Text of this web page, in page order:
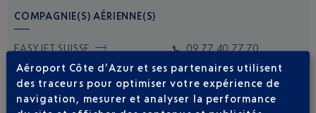
COMPAGNIE(S) AÉRIENNE(S)
EASYJET SUISSE 09 77 40 77 70
Aéroport Côte d’Azur et ses partenaires utilisent
des traceurs pour optimiser votre expérience de
navigation, mesurer et analyser la performance